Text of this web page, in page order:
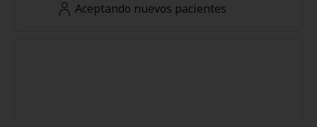
Aceptando nuevos pacientes